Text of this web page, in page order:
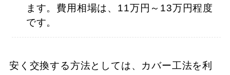
ます。費用相場は、11万円～13万円程度
です。
安く交換する方法としては、カバー工法を利